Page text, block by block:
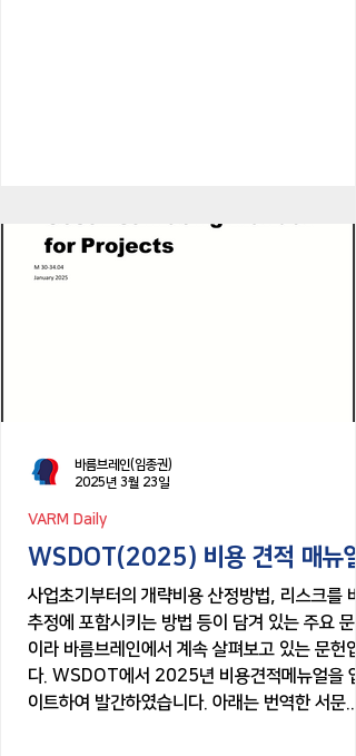
WSDOT(2025) 비용 견적 매뉴얼
사업초기부터의 개략비용 산정방법, 리스크를
추정에 포함시키는 방법 등이 담겨 있는 주요 문
이라 바름브레인에서 계속 살펴보고 있는 문헌입
다. WSDOT에서 2025년 비용견적메뉴얼을
이트하여 발간하였습니다. 아래는 번역한 서문...
VARM Daily
바름브레인(임종권)
2025년 3월 23일